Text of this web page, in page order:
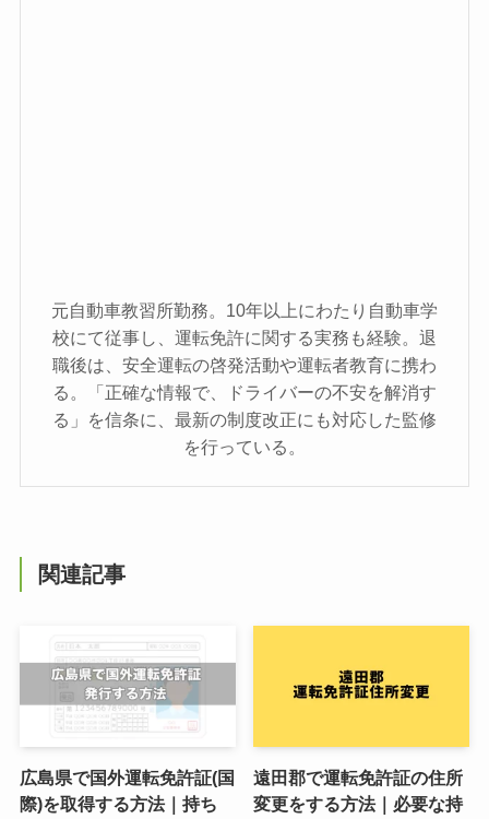
元自動車教習所勤務。10年以上にわたり自動車学
校にて従事し、運転免許に関する実務も経験。退
職後は、安全運転の啓発活動や運転者教育に携わ
る。「正確な情報で、ドライバーの不安を解消す
る」を信条に、最新の制度改正にも対応した監修
を行っている。
関連記事
広島県で国外運転免許証(国
際)を取得する方法｜持ち
遠田郡で運転免許証の住所
変更をする方法｜必要な持